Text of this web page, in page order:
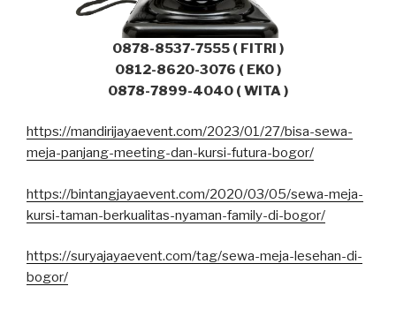
0878-8537-7555 ( FITRI )
0812-8620-3076 ( EKO )
0878-7899-4040 ( WITA )
https://mandirijayaevent.com/2023/01/27/bisa-sewa-
meja-panjang-meeting-dan-kursi-futura-bogor/
https://bintangjayaevent.com/2020/03/05/sewa-meja-
kursi-taman-berkualitas-nyaman-family-di-bogor/
https://suryajayaevent.com/tag/sewa-meja-lesehan-di-
bogor/